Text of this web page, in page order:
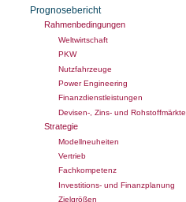
Prognosebericht
Rahmenbedingungen
Weltwirtschaft
PKW
Nutzfahrzeuge
Power Engineering
Finanzdienstleistungen
Devisen-, Zins- und Rohstoffmärkte
Strategie
Modellneuheiten
Vertrieb
Fachkompetenz
Investitions- und Finanzplanung
Zielgrößen